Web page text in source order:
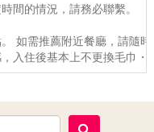
間的情況，請務必聯繫。
。 如需推薦附近餐廳，請隨
，入住後基本上不更換毛巾